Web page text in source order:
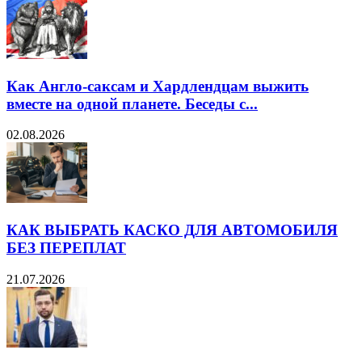
Как Англо-саксам и Хардлендцам выжить
вместе на одной планете. Беседы с...
02.08.2026
КАК ВЫБРАТЬ КАСКО ДЛЯ АВТОМОБИЛЯ
БЕЗ ПЕРЕПЛАТ
21.07.2026